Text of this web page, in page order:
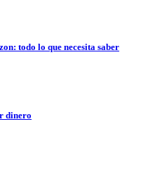
todo lo que necesita saber
dinero